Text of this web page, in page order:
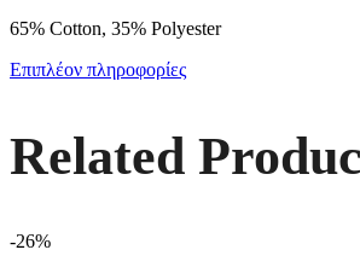
65% Cotton, 35% Polyester
Επιπλέον πληροφορίες
Related
-26%